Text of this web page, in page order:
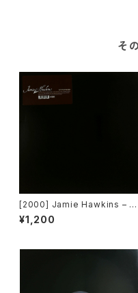
そ
[2000] Jamie Hawkins – Lo
st My Mind [Elektra]
¥1,200